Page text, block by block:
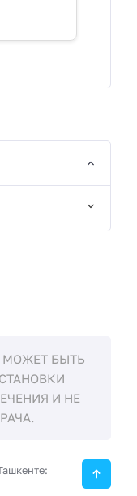
МОЖЕТ БЫТЬ
И НЕ